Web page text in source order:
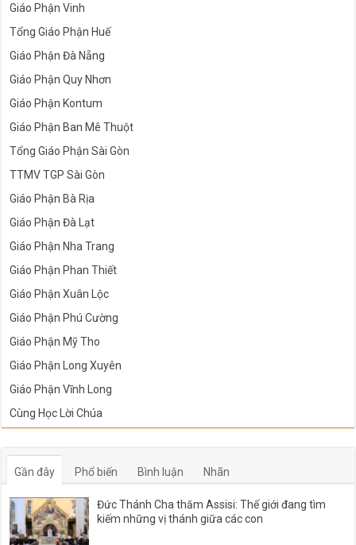
Giáo Phận Vinh
Tổng Giáo Phận Huế
Giáo Phận Đà Nẵng
Giáo Phận Quy Nhơn
Giáo Phận Kontum
Giáo Phận Ban Mê Thuột
Tổng Giáo Phận Sài Gòn
TTMV TGP Sài Gòn
Giáo Phận Bà Rịa
Giáo Phận Đà Lạt
Giáo Phận Nha Trang
Giáo Phận Phan Thiết
Giáo Phận Xuân Lộc
Giáo Phận Phú Cường
Giáo Phận Mỹ Tho
Giáo Phận Long Xuyên
Giáo Phận Vĩnh Long
Cùng Học Lời Chúa
Gần đây Phổ biến Bình luận Nhãn
Đức Thánh Cha thăm Assisi: Thế giới đang tìm
kiếm những vị thánh giữa các con